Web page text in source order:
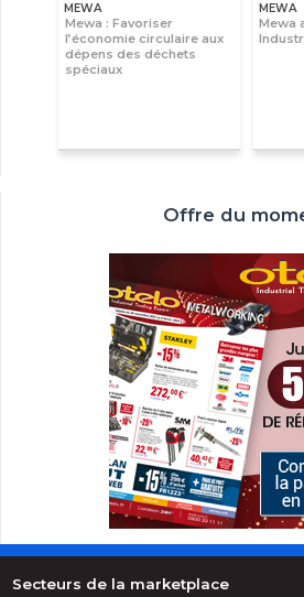
MEWA
Mewa : Favoriser
l’économie circulaire aux
dépens des déchets
spéciaux
MEWA
Mewa
Offre du
Secteurs de la marketplace